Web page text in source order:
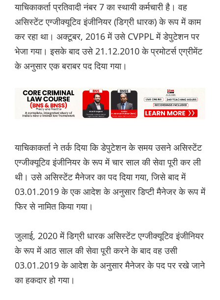
याचिकाकर्ता प्रतिवादी नंबर 7 का स्थायी कर्मचारी है। वह
असिस्टेंट एग्जीक्यूटिव इंजीनियर (डिग्री धारक) के रूप में काम
कर रहा था। अक्टूबर, 2016 में उसे CVPPL में डेपुटेशन पर
भेजा गया। इसके बाद उसे 21.12.2010 के प्रमोटर्स एग्रीमेंट
के अनुसार एक बराबर पद दिया गया।
याचिकाकर्ता ने तर्क दिया कि डेपुटेशन के समय उसने असिस्टेंट
एग्जीक्यूटिव इंजीनियर के रूप में चार साल की सेवा पूरी कर ली
थी। उसे असिस्टेंट मैनेजर का पद दिया गया, जिसे बाद में
03.01.2019 के एक आदेश के अनुसार डिप्टी मैनेजर के रूप में
फिर से नामित किया गया।
जुलाई, 2020 में डिग्री धारक असिस्टेंट एग्जीक्यूटिव इंजीनियर
के रूप में आठ साल की सेवा पूरी करने के बाद वह उसी
03.01.2019 के आदेश के अनुसार मैनेजर के पद पर रखे जाने
का हकदार हो गया।